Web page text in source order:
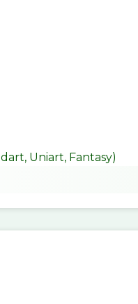
Uniart, Fantasy)